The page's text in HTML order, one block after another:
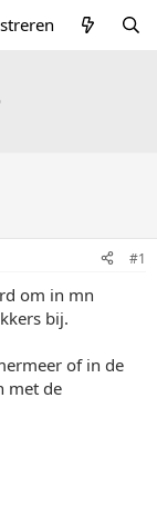
#1
om in mn
bij.
of in de
met de